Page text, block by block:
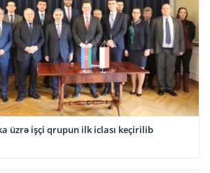
üzrə işçi qrupun ilk iclası keçirilib